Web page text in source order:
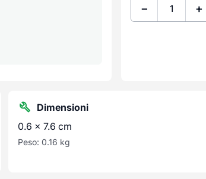
− +
Dimensioni
0.6 × 7.6 cm
Peso: 0.16 kg